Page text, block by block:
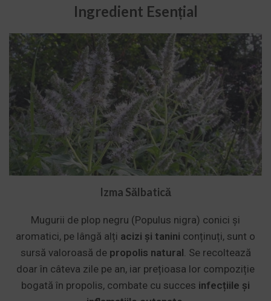
Ingredient Esențial
Izma Sălbatică
Mugurii de plop negru (Populus nigra) conici și
aromatici, pe lângă alți acizi și tanini conținuți, sunt o
sursă valoroasă de propolis natural. Se recoltează
doar în câteva zile pe an, iar prețioasa lor compoziție
bogată în propolis, combate cu succes infecțiile și